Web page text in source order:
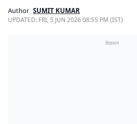
Author SUMIT KUMAR
UPDATED: FRI, 5 JUN 2026 08:55 PM (IST)
विज्ञापन